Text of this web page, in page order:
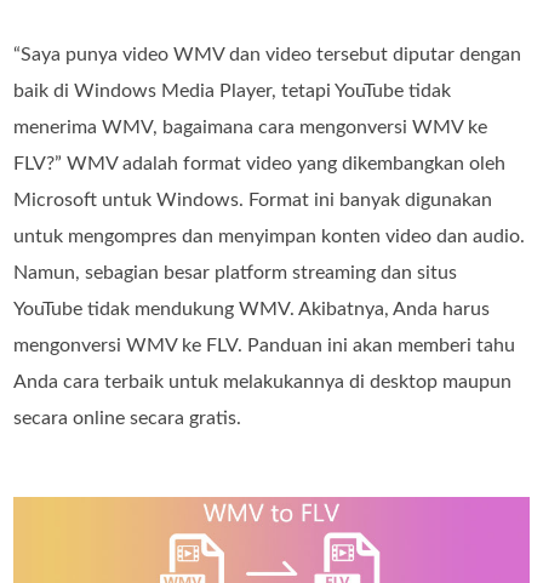
“Saya punya video WMV dan video tersebut diputar dengan
baik di Windows Media Player, tetapi YouTube tidak
menerima WMV, bagaimana cara mengonversi WMV ke
FLV?” WMV adalah format video yang dikembangkan oleh
Microsoft untuk Windows. Format ini banyak digunakan
untuk mengompres dan menyimpan konten video dan audio.
Namun, sebagian besar platform streaming dan situs
YouTube tidak mendukung WMV. Akibatnya, Anda harus
mengonversi WMV ke FLV. Panduan ini akan memberi tahu
Anda cara terbaik untuk melakukannya di desktop maupun
secara online secara gratis.